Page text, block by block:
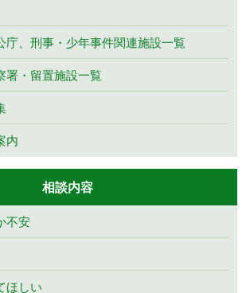
庁、刑事・少年事件関連施設一覧
署・留置施設一覧
内
相談内容
不安
ほしい